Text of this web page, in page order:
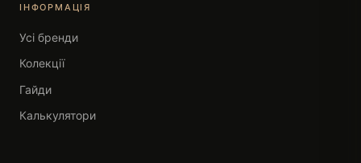
ІНФОРМАЦІЯ
Усі бренди
Колекції
Гайди
Калькулятори